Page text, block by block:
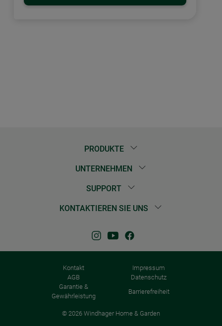
PRODUKTE
UNTERNEHMEN
SUPPORT
KONTAKTIEREN SIE UNS
Kontakt
Impressum
AGB
Datenschutz
Garantie &
Gewährleistung
Barrierefreiheit
© 2026 Windhager Home & Garden